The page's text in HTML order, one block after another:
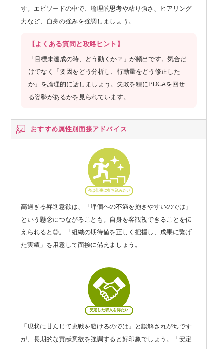
す。エピソードの中で、論理的思考や粘り強さ、ヒアリング
力など、自身の強みを強調しましょう。
【よくある質問と攻略ヒント】
「目標未達成の時、どう動くか？」が頻出です。気合だ
けでなく「要因をどう分析し、行動量をどう修正した
か」を論理的に話しましょう。失敗を糧にPDCAを回せ
る姿勢があるかを見られています。
おすすめ属性別面接アドバイス
今は仕事に打ち込みたい
高過ぎる昇進意欲は、「評価への不満を抱きやすいのでは」
という懸念につながることも。自身を客観視できることを伝
えられると◎。「組織の期待値を正しく把握し、成果に繋げ
た実績」を用意して面接に備えましょう。
安定した収入を得たい
「現状に甘んじて挑戦を避けるのでは」と誤解されがちです
が、長期的な貢献意欲を強調すると好印象でしょう。「安定